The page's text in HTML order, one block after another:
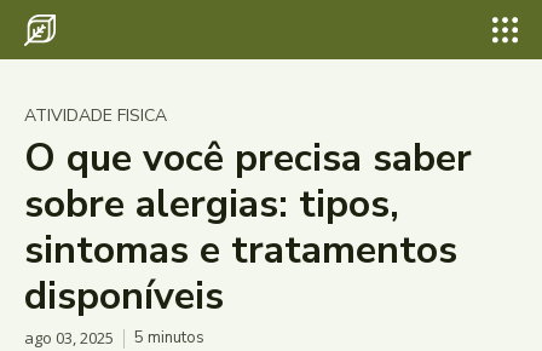
ATIVIDADE FISICA
O que você precisa saber
sobre alergias: tipos,
sintomas e tratamentos
disponíveis
ago 03, 2025 5 minutos